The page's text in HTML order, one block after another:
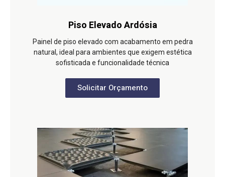
Piso Elevado Ardósia
Painel de piso elevado com acabamento em pedra
natural, ideal para ambientes que exigem estética
sofisticada e funcionalidade técnica
Solicitar Orçamento